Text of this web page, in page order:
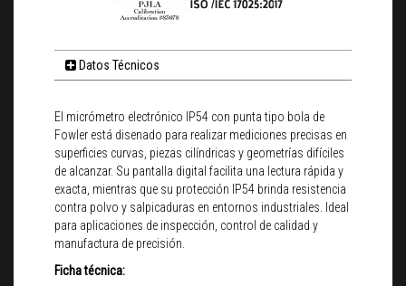
Datos Técnicos
El micrómetro electrónico IP54 con punta tipo bola de
Fowler está disenado para realizar mediciones precisas en
superficies curvas, piezas cilíndricas y geometrías difíciles
de alcanzar. Su pantalla digital facilita una lectura rápida y
exacta, mientras que su protección IP54 brinda resistencia
contra polvo y salpicaduras en entornos industriales. Ideal
para aplicaciones de inspección, control de calidad y
manufactura de precisión.
Ficha técnica: